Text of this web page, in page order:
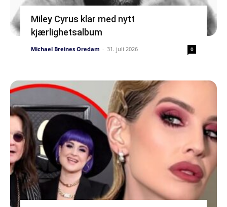
Miley Cyrus klar med nytt
kjærlighetsalbum
Michael Breines Oredam - 31. juli 2026 0